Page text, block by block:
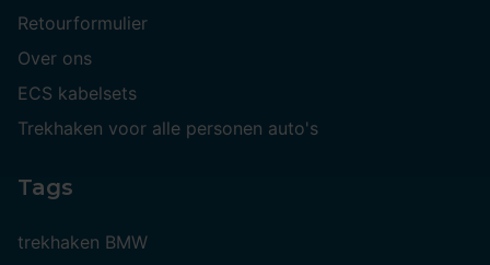
Retourformulier
Over ons
ECS kabelsets
Trekhaken voor alle personen auto's
Tags
trekhaken BMW